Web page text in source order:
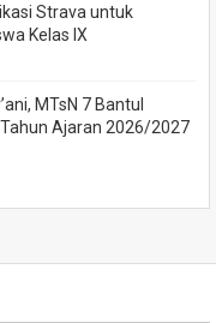
Strava untuk
Kelas IX
MTsN 7 Bantul
Tahun Ajaran 2026/2027